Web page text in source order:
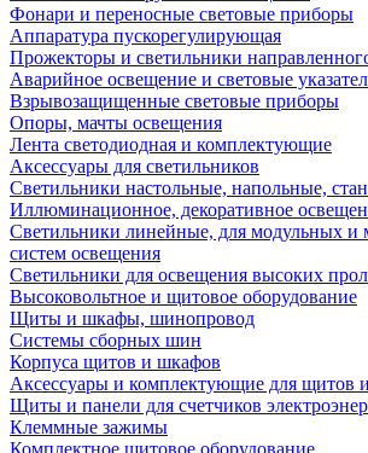
Фонари и переносные световые приборы
Аппаратура пускорегулирующая
Прожекторы и светильники
Аварийное освещение и световые
Взрывозащищенные световые приборы
Опоры, мачты освещения
Лента светодиодная и комплектующие
Аксессуары для светильников
Светильники настольные, напольные,
Иллюминационное, декоративное
Светильники линейные, для модульных и
систем освещения
Светильники для освещения высоких
Высоковольтное и щитовое оборудование
Щиты и шкафы, шинопровод
Системы сборных шин
Корпуса щитов и шкафов
Аксессуары и комплектующие для щитов
Щиты и панели для счетчиков
Клеммные зажимы
Комплектное щитовое оборудование